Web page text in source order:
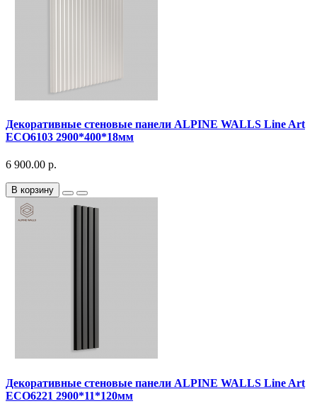
Декоративныe стеновые панели ALPINE WALLS Line Art
ECO6103 2900*400*18мм
6 900.00 р.
В корзину
Декоративныe стеновые панели ALPINE WALLS Line Art
ECO6221 2900*11*120мм